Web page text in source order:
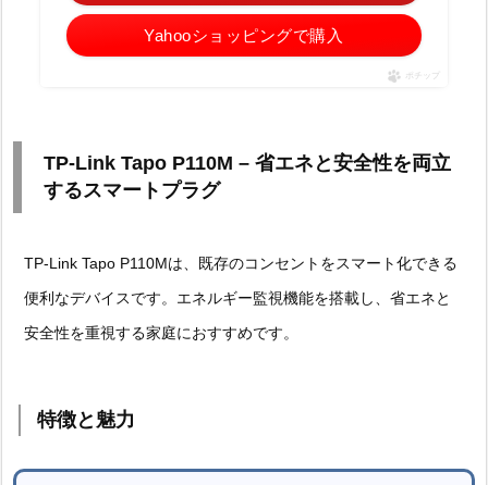
Yahooショッピングで購入
ポチップ
TP-Link Tapo P110M – 省エネと安全性を両立
するスマートプラグ
TP-Link Tapo P110Mは、既存のコンセントをスマート化できる
便利なデバイスです。エネルギー監視機能を搭載し、省エネと
安全性を重視する家庭におすすめです。
特徴と魅力